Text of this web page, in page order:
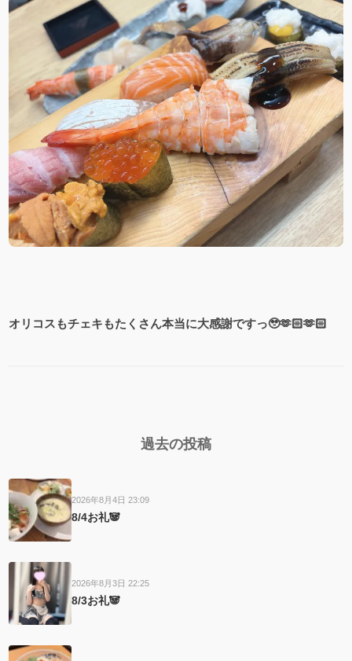
オリコスもチェキもたくさん本当に大感謝ですっ🥹🫶🏻🫶🏻
過去の投稿
2026年8月4日 23:09
8/4お礼🐼
2026年8月3日 22:25
8/3お礼🐼